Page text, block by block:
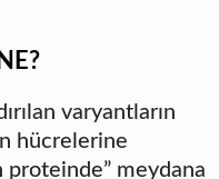
varyantların
hücrelerine
proteinde” meydana